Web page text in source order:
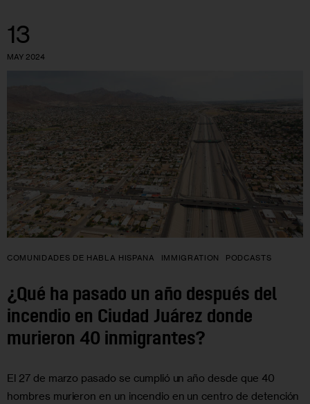
13
MAY 2024
COMUNIDADES DE HABLA HISPANA IMMIGRATION PODCASTS
¿Qué ha pasado un año después del
incendio en Ciudad Juárez donde
murieron 40 inmigrantes?
El 27 de marzo pasado se cumplió un año desde que 40
hombres murieron en un incendio en un centro de detención